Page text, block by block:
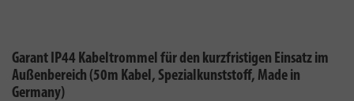
Garant IP44 Kabeltrommel für den kurzfristigen Einsatz im
Außenbereich (50m Kabel, Spezialkunststoff, Made in
Germany)